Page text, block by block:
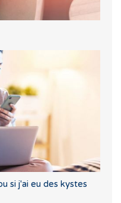
si j'ai eu des kystes